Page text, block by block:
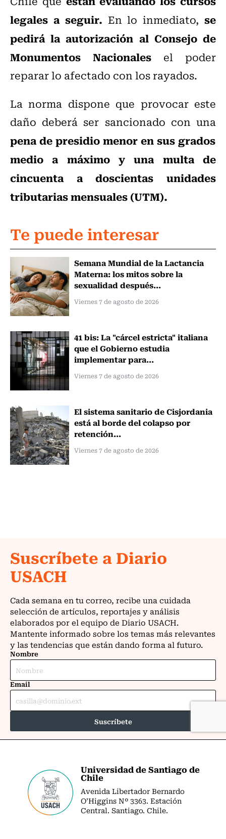
legales a seguir. En lo inmediato,se
pedirá la autorización al Consejo de
Monumentos Nacionales el poder
reparar lo afectado con los rayados.
La norma dispone que provocar este
daño deberá ser sancionado con una
pena de presidio menor en sus grados
medio a máximo y una multa de
cincuenta a doscientas unidades
tributarias mensuales (UTM).
Te puede interesar
Semana Mundial de la Lactancia
Materna: los mitos sobre la
sexualidad después...
Viernes 7 de agosto de 2026
41 bis: La "cárcel estricta" italiana
que el Gobierno estudia
implementar para...
Viernes 7 de agosto de 2026
El sistema sanitario de Cisjordania
está al borde del colapso por
retención...
Viernes 7 de agosto de 2026
Universidad de Santiago de
Chile
Avenida Libertador Bernardo
O’Higgins Nº 3363. Estación
Central. Santiago. Chile.